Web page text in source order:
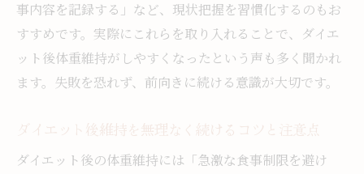
事内容を記録する」など、現状把握を習慣化するのもお
すすめです。実際にこれらを取り入れることで、ダイエ
ット後体重維持がしやすくなったという声も多く聞かれ
ます。失敗を恐れず、前向きに続ける意識が大切です。
ダイエット後維持を無理なく続けるコツと注意点
ダイエット後の体重維持には「急激な食事制限を避け